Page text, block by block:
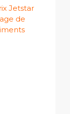
Jetstar
de